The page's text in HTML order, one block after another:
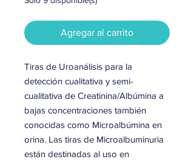
Agregar al carrito
Tiras de Uroanálisis para la
detección cualitativa y semi-
cualitativa de Creatinina/Albúmina a
bajas concentraciones también
conocidas como Microalbúmina en
orina. Las tiras de Microalbuminuria
están destinadas al uso en